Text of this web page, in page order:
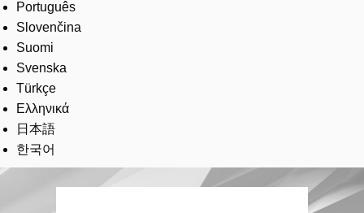
Português
Slovenčina
Suomi
Svenska
Türkçe
Ελληνικά
日本語
한국어